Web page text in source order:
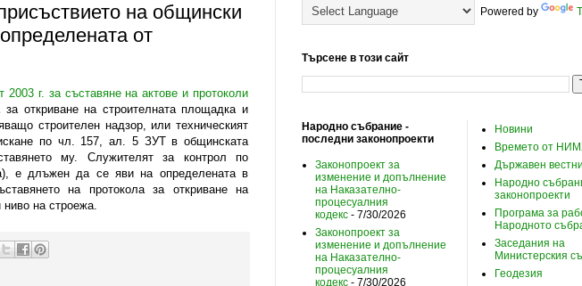
на общински
от
г. за съставяне на актове и протоколи
за откриване на строителната площадка и
строителен надзор, или техническият
по чл. 157, ал. 5 ЗУТ в общинската
му. Служителят за контрол по
е длъжен да се яви на определената в
на протокола за откриване на
на строежа.
Powered by
Търсене в този сайт
Народно събрание -
последни законопроекти
Законопроект за
изменение и допълнение
на Наказателно-
процесуалния
кодекс - 7/30/2026
Законопроект за
изменение и допълнение
на Наказателно-
процесуалния
кодекс - 7/30/2026
Новини
Времето от
Държавен
Народно
законопроекти
Програма за
Народното
Заседания на
Министерския
Геодезия